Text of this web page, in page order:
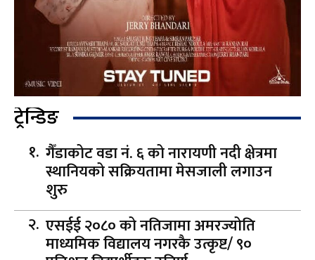
ट्रेन्डिङ
गैँडाकोट वडा नं. ६ को नारायणी नदी क्षेत्रमा
स्थानियको सक्रियतामा मेसजाली लगाउन
शुरु
एसईई २०८० को नतिजामा अमरज्योति
माध्यमिक विद्यालय नगरकै उत्कृष्ट/ ९०